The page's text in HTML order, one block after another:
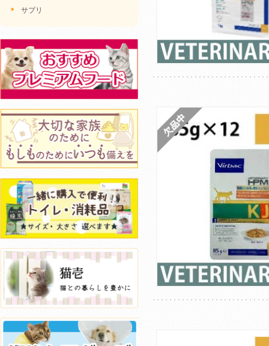
サプリ